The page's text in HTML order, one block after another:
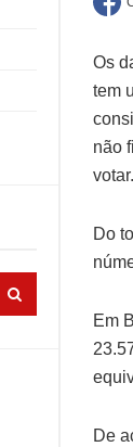
Os
tem
não
votar.
Do
Em
De